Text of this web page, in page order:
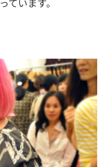
います。